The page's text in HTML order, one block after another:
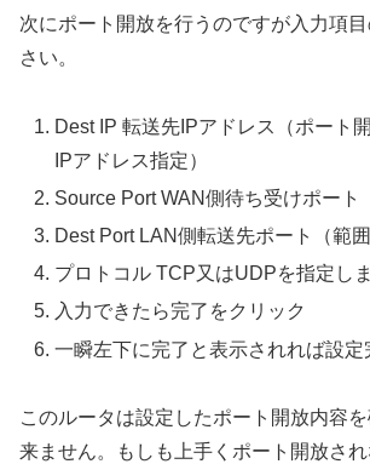
次にポート開放を行うのですが入力項
さい。
Dest IP 転送先IPアドレス（ポート
IPアドレス指定）
Source Port WAN側待ち受けポート
Dest Port LAN側転送先ポート（範囲
プロトコル TCP又はUDPを指定しま
入力できたら完了をクリック
一瞬左下に完了と表示されれば設定
このルータは設定したポート開放内容
来ません。もしも上手くポート開放さ